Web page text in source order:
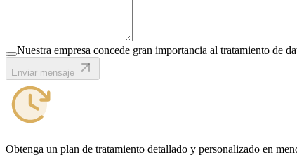
Nuestra empresa concede gran importancia al tratamiento de
Enviar mensaje
Obtenga un plan de tratamiento detallado y personalizado en